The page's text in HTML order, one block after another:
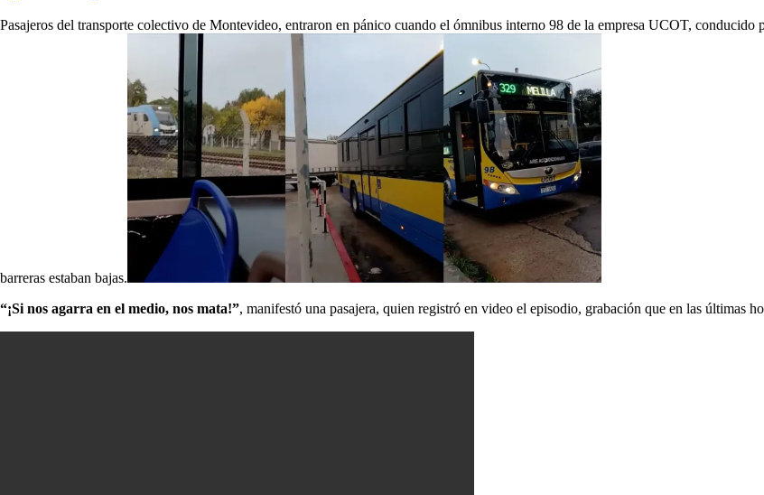
Pasajeros del transporte colectivo de Montevideo, entraron en pánico cuando el ómnibus interno 98 de la empresa UCOT,
barreras estaban bajas.
“¡Si nos agarra en el medio, nos mata!”, manifestó una pasajera, quien registró en video el episodio, grabación que en las últimas